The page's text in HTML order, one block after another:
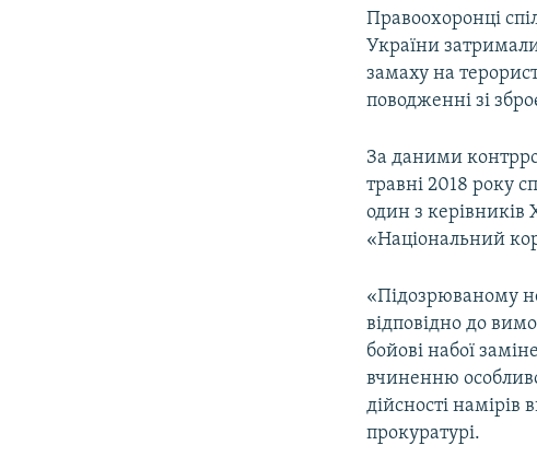
Правоохоронці
України
замаху на
поводженні зі
За даними
травні 2018 року
один з керівників
«Національний
«Підозрюваному
відповідно до
бойові набої
вчиненню
дійсності
прокуратурі.